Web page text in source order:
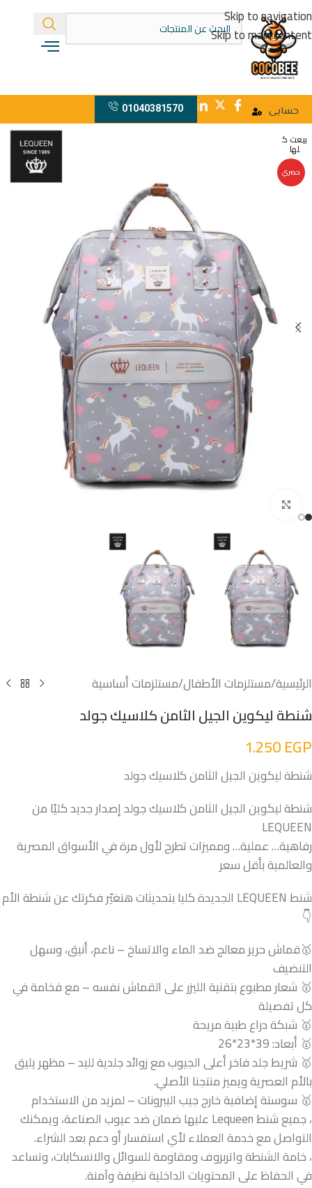
Skip to navigation
Skip to main content
حسابى 01040381570
بيعت ك
لها
حصري
الرئيسية/مستلزمات الأطفال/مستلزمات أساسية
شنطة ليكوين الجيل الثامن كلاسيك جولد
1.250EGP
شنطة ليكوين الجيل الثامن كلاسيك جولد
شنطة ليكوين الجيل الثامن كلاسيك جولد إصدار جديد كليًا من
LEQUEEN
رفاهية… عملية… ومميزات تطرح لأول مرة في الأسواق المصرية
والعالمية بأقل سعر
شنط LEQUEEN الجديدة كليا بتحديثات هتغيّر فكرتك عن شنطة الأم
👇
🥇قماش حرير معالج ضد الماء والاتساخ – ناعم، أنيق، وسهل
التنضيف
🥇 شعار مطبوع بتقنية الليزر على القماش نفسه – مع فخامة في
كل تفصيلة
🥇 شبكة دراع طبية مريحة
🥇 أبعاد: 39*23*26
🥇 شريط جلد فاخر أعلى الجيوب مع زوائد جلدية لليد – مظهر يليق
بالأم العصرية ويميز منتجنا الأصلي.
🥇 سوستة إضافية خارج جيب الببرونات – لمزيد من الاستخدام
، جميع شنط Lequeen عليها ضمان ضد عيوب الصناعة، ويمكنك
التواصل مع خدمة العملاء لأي استفسار أو دعم بعد الشراء.
، خامة الشنطة واتربروف ومقاومة للسوائل والانسكابات، وتساعد
في الحفاظ على المحتويات الداخلية نظيفة وآمنة.